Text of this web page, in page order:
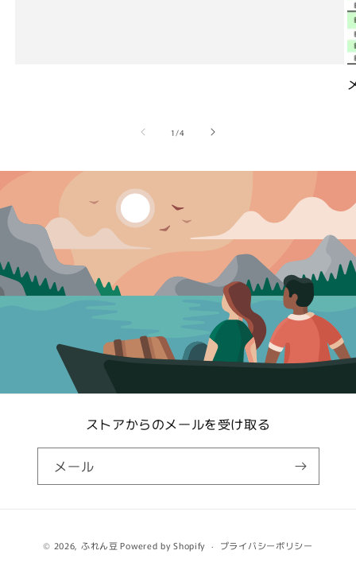
1/の
4
ストアからのメールを受け取る
メール
済
© 2026, ふれん豆 Powered by Shopify プライバシーポリシー